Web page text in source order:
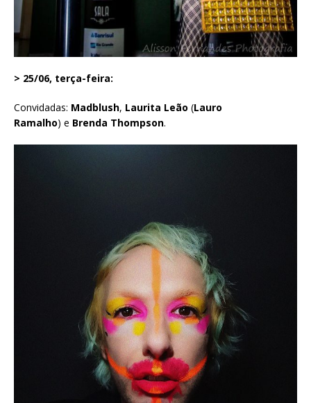
> 25/06, terça-feira:
Convidadas: Madblush, Laurita Leão (Lauro
Ramalho) e Brenda Thompson.